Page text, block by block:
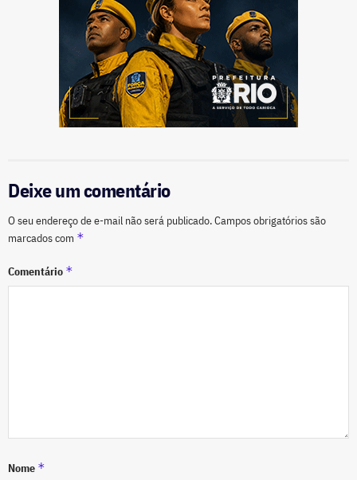
Deixe um comentário
O seu endereço de e-mail não será publicado.Campos obrigatórios são
marcados com *
Comentário *
Nome *